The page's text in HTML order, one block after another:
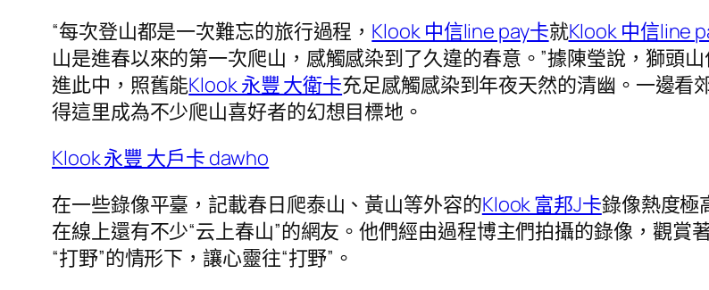
“每次登山都是一次難忘的旅行過程， Klook 中信line pay卡就Klook 中信line
山是進春以來的第一次爬山，感觸感染到了久違的春意。”據陳瑩說，獅頭
進此中，照舊能Klook 永豐 大衛卡充足感觸感染到年夜天然的清幽。一邊看
得這里成為不少爬山喜好者的幻想目標地。
Klook 永豐 大戶卡 dawho
在一些錄像平臺，記載春日爬泰山、黃山等外容的Klook 富邦J卡錄像熱度極
在線上還有不少“云上春山”的網友。他們經由過程博主們拍攝的錄像，觀
“打野”的情形下，讓心靈往“打野”。